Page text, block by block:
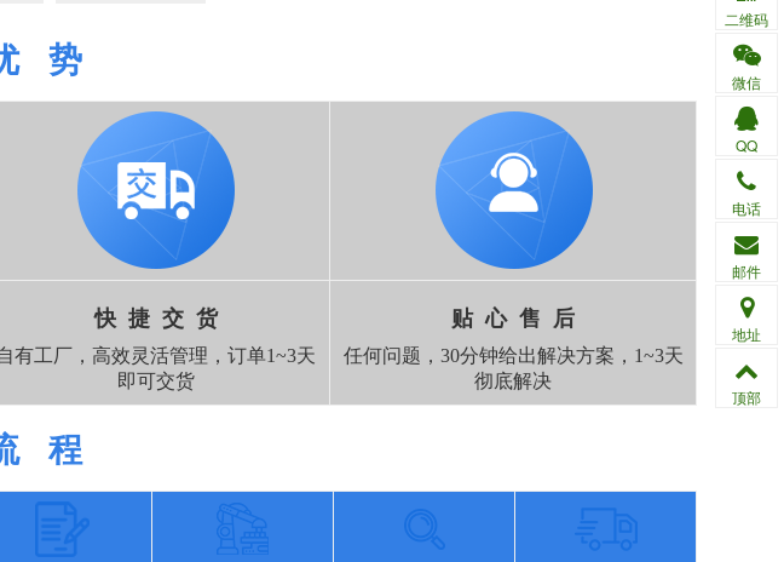
势
快 捷 交 货
有工厂，高效灵活管理，订单1~3天
即可交货
贴 心 售 后
任何问题，30分钟给出解决方案，1~3天
彻底解决
程
二维码
微信
QQ
电话
邮件
地址
顶部